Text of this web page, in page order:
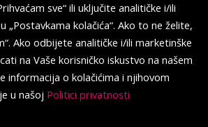
sve“ ili uključite analitičke i/ili
„Postavkama kolačića“. Ako to ne želite,
Ako odbijete analitičke i/ili marketinške
na Vaše korisničko iskustvo na našem
informacija o kolačićima i njihovom
u našoj Politici privatnosti